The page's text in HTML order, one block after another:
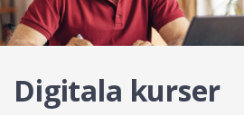
Digitala kurser